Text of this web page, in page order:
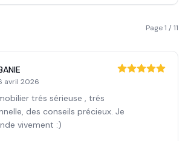
Page1 /11
avril 2026
trés sérieuse , trés
des conseils précieux. Je
vivement :)